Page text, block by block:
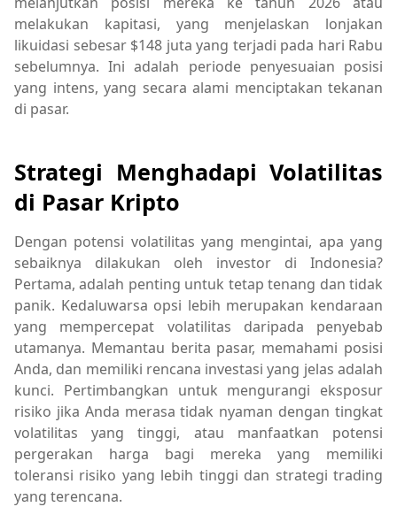
melakukan kapitasi, yang menjelaskan lonjakan
likuidasi sebesar $148 juta yang terjadi pada hari Rabu
sebelumnya. Ini adalah periode penyesuaian posisi
yang intens, yang secara alami menciptakan tekanan
di pasar.
Strategi Menghadapi Volatilitas
di Pasar Kripto
Dengan potensi volatilitas yang mengintai, apa yang
sebaiknya dilakukan oleh investor di Indonesia?
Pertama, adalah penting untuk tetap tenang dan tidak
panik. Kedaluwarsa opsi lebih merupakan kendaraan
yang mempercepat volatilitas daripada penyebab
utamanya. Memantau berita pasar, memahami posisi
Anda, dan memiliki rencana investasi yang jelas adalah
kunci. Pertimbangkan untuk mengurangi eksposur
risiko jika Anda merasa tidak nyaman dengan tingkat
volatilitas yang tinggi, atau manfaatkan potensi
pergerakan harga bagi mereka yang memiliki
toleransi risiko yang lebih tinggi dan strategi trading
yang terencana.